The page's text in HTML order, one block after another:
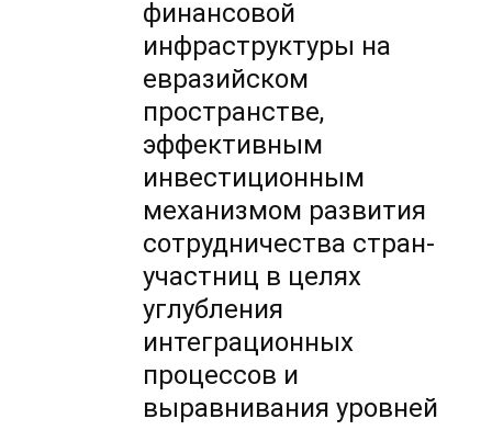
финансовой
инфраструктуры на
евразийском
пространстве,
эффективным
инвестиционным
механизмом развития
сотрудничества стран-
участниц в целях
углубления
интеграционных
процессов и
выравнивания уровней